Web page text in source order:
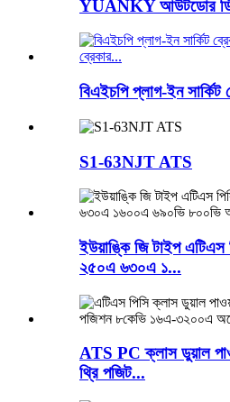
YUANKY আউটডোর
বিএইচপি প্লাগ-ইন সার্কিট
S1-63NJT ATS
ইউয়াঙ্কি জি টাইপ
২৫০এ ৬৩০এ ১...
ATS PC ক্লাস ডুয়াল
থ্রি পজিট...